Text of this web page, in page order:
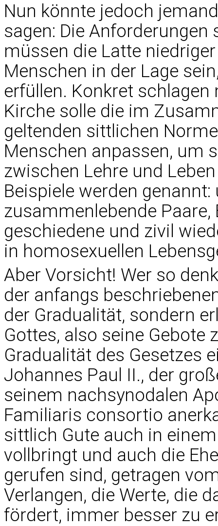
Nun könnte jedoch
sagen: Die
müssen die Latte
Menschen in der Lage
erfüllen. Konkret
Kirche solle die im
geltenden sittlichen
Menschen anpassen,
zwischen Lehre und
Beispiele werden
zusammenlebende
geschiedene und zivil
in homosexuellen
Aber Vorsicht! Wer so
der anfangs
der Gradualität, sondern
Gottes, also seine Gebote
Gradualität des Gesetzes
Johannes Paul II., der
seinem nachsynodalen
Familiaris consortio
sittlich Gute auch in
vollbringt und auch die
gerufen sind, getragen
Verlangen, die Werte, die
fördert, immer besser zu